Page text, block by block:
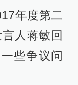
年度第二
人蒋敏回
些争议问